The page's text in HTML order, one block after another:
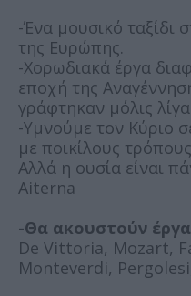
-Ένα μουσικό ταξίδι
της Ευρώπης.
-Χορωδιακά έργα
εποχή της
γράφτηκαν μόλις
-Υμνούμε τον Κύριο
με ποικίλους
Αλλά η ουσία είναι
Aiterna
-Θα ακουστούν
De Vittoria, Mozart,
Monteverdi,